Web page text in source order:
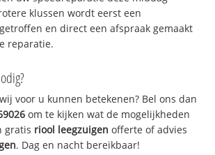
klussen wordt eerst een
en direct een afspraak gemaakt
reparatie.
voor u kunnen betekenen? Bel ons dan
om te kijken wat de mogelijkheden
gratis riool leegzuigen offerte of advies
. Dag en nacht bereikbaar!